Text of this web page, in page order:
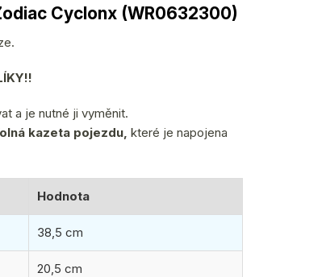
Cyclonx (WR0632300)
a je nutné ji vyměnit.
kazeta pojezdu, které je napojena
Hodnota
38,5 cm
20,5 cm